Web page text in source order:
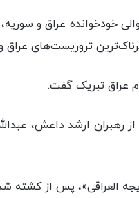
خودخوانده عراق و
تروریست‌های
عراق تبریک گفت.
دو تن از رهبران ارشد داعش،
العراقی»، پس از کشته